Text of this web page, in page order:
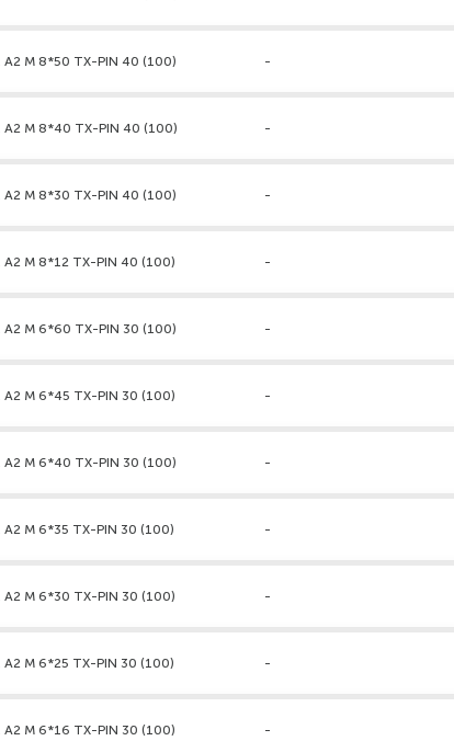
А2 M 8*50 TX-PIN 40 (100) -
А2 M 8*40 TX-PIN 40 (100) -
А2 M 8*30 TX-PIN 40 (100) -
M 8*12 TX-PIN 40 (100) -
А2 M 6*60 TX-PIN 30 (100) -
M 6*45 TX-PIN 30 (100) -
А2 M 6*40 TX-PIN 30 (100) -
M 6*35 TX-PIN 30 (100) -
M 6*30 TX-PIN 30 (100) -
M 6*25 TX-PIN 30 (100) -
M 6*16 TX-PIN 30 (100) -